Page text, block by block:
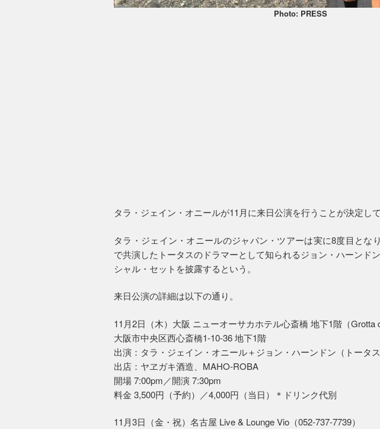
Photo: PRESS
タラ・ジェイン・オニールが11月に来日公演を行うことが決定して
タラ・ジェイン・オニールのジャパン・ツアーは実に8度目とな
で共演したトータスのドラマーとして知られるジョン・ハーンド
シャル・セットを披露するという。
来日公演の詳細は以下の通り。
11月2日（木）大阪 ニューオーサカホテル心斎橋 地下1階（Grotta
大阪市中央区西心斎橋1-10-36 地下1階
出演：タラ・ジェイン・オニール＋ジョン・ハーンドン（トータ
出店：ヤヱガキ酒造、MAHO-ROBA
開場 7:00pm／開演 7:30pm
料金 3,500円（予約）／4,000円（当日）＊ドリンク代別
11月3日（金・祝）名古屋 Live & Lounge Vio（052-737-7739）